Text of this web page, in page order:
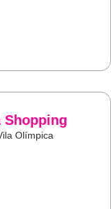
Shopping
Olímpica